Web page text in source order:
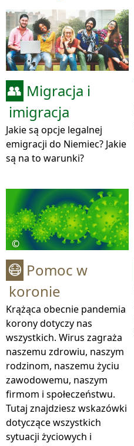
👥 Migracja i
imigracja
Jakie są opcje legalnej
emigracji do Niemiec? Jakie
są na to warunki?
©
😷 Pomoc w
koronie
Krążąca obecnie pandemia
korony dotyczy nas
wszystkich. Wirus zagraża
naszemu zdrowiu, naszym
rodzinom, naszemu życiu
zawodowemu, naszym
firmom i społeczeństwu.
Tutaj znajdziesz wskazówki
dotyczące wszystkich
sytuacji życiowych i